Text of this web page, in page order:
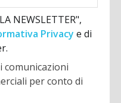
NEWSLETTER",
Privacye di
comunicazioni
per conto di